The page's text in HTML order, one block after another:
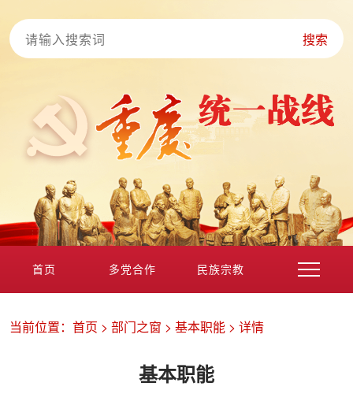
搜索
首页 多党合作 民族宗教
区县动态 统战历史文化
当前位置： 首页 > 部门之窗 > 基本职能 > 详情
基本职能